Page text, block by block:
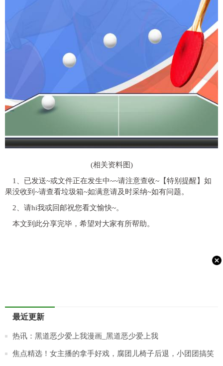
(相关资料图)
1、已发送~或文件正在发生中~~请注意查收~【特别提醒】如
果没收到~请查看垃圾箱~如满意请及时采纳~如有问题。
2、请hi我或回邮祝您看文愉快~。
本文到此分享完毕，希望对大家有所帮助。
最近更新
热讯：黑道恶少爱上我漫画_黑道恶少爱上我
焦点精选！女主播的拿手好戏，腐团儿椅子后退，小团团搞笑